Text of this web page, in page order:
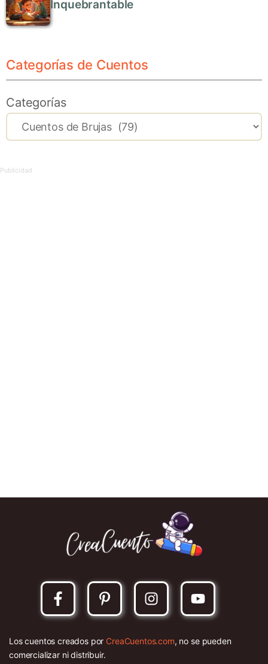
Inquebrantable
Categorías de Cuentos
Categorías
Los cuentos creados por CreaCuentos.com, no se pueden
comercializar ni distribuir.